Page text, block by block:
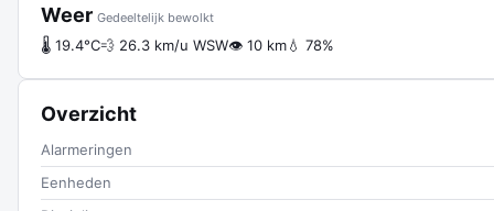
Weer Gedeeltelijk bewolkt
🌡 19.4°C💨 26.3 km/u WSW👁 10 km💧 78%
Overzicht
Alarmeringen
Eenheden